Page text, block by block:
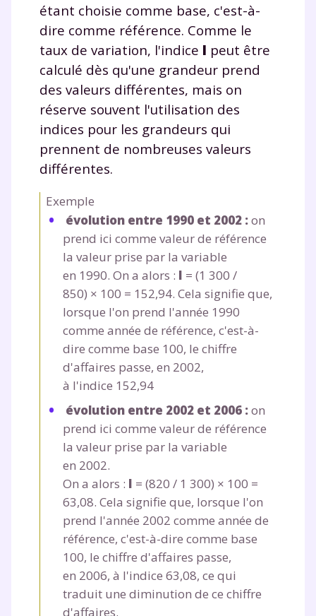
étant choisie comme base, c'est-à-
dire comme référence. Comme le
taux de variation, l'indice I peut être
calculé dès qu'une grandeur prend
des valeurs différentes, mais on
réserve souvent l'utilisation des
indices pour les grandeurs qui
prennent de nombreuses valeurs
différentes.
Exemple
évolution entre 1990 et 2002 :on
prend ici comme valeur de référence
la valeur prise par la variable
en 1990. On a alors : I = (1 300 /
850) × 100 = 152,94. Cela signifie que,
lorsque l'on prend l'année 1990
comme année de référence, c'est-à-
dire comme base 100, le chiffre
d'affaires passe, en 2002,
à l'indice 152,94
évolution entre 2002 et 2006 :on
prend ici comme valeur de référence
la valeur prise par la variable
en 2002.
On a alors : I = (820 / 1 300) × 100 =
63,08. Cela signifie que, lorsque l'on
prend l'année 2002 comme année de
référence, c'est-à-dire comme base
100, le chiffre d'affaires passe,
en 2006, à l'indice 63,08, ce qui
traduit une diminution de ce chiffre
d'affaires.
Envie de progresser
et de réussir votre
année scolaire ?
Testez gratuitement
pendant 24h notre
plateforme de soutien
scolaire !
Fiches de cours et vidéos,exercices
corrigés ,podcasts de révisions
Un
espace dédié aux parents pour
suivre les progrès